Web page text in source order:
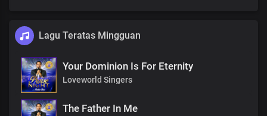
Lagu Teratas Mingguan
Your Dominion Is For Eternity
Loveworld Singers
The Father In Me